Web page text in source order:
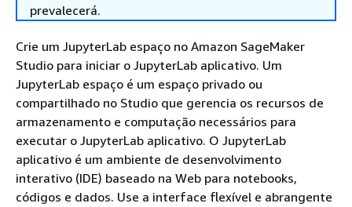
prevalecerá.
Crie um JupyterLab espaço no Amazon SageMaker
Studio para iniciar o JupyterLab aplicativo. Um
JupyterLab espaço é um espaço privado ou
compartilhado no Studio que gerencia os recursos de
armazenamento e computação necessários para
executar o JupyterLab aplicativo. O JupyterLab
aplicativo é um ambiente de desenvolvimento
interativo (IDE) baseado na Web para notebooks,
códigos e dados. Use a interface flexível e abrangente